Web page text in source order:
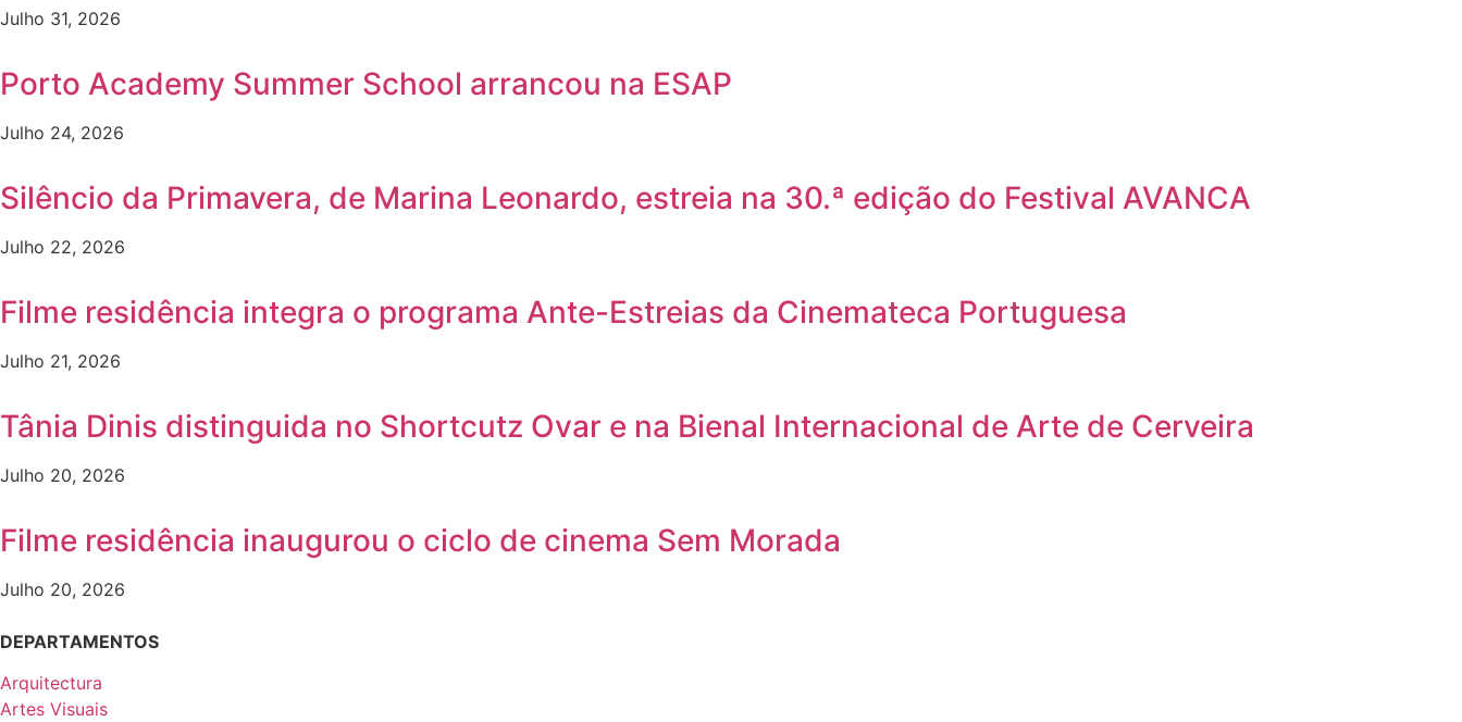
Julho 31, 2026
Porto Academy Summer School arrancou na ESAP
Julho 24, 2026
Silêncio da Primavera, de Marina Leonardo, estreia na 30.ª edição do Festival AVANCA
Julho 22, 2026
Filme residência integra o programa Ante-Estreias da Cinemateca Portuguesa
Julho 21, 2026
Tânia Dinis distinguida no Shortcutz Ovar e na Bienal Internacional de Arte de Cerveira
Julho 20, 2026
Filme residência inaugurou o ciclo de cinema Sem Morada
Julho 20, 2026
DEPARTAMENTOS
Arquitectura
Artes Visuais